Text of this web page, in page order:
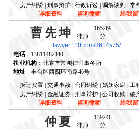
房产纠纷 | 刑事辩护 | 行政诉讼 | 调解谈判 | 常
详细资料
咨询律师 给我
曹先坤 律师
165269
分
lawyer.110.com/3614575/
电话： 13811482340
执业机构： 北京市常鸿律师事务所
地址： 丰台区西四环南路46号
拆迁安置 | 交通事故 | 合同纠纷 | 婚姻家庭 | 工
房产纠纷 | 金融证券 | 刑事辩护 | 公司收购 | 破
详细资料
咨询律师 给我
仲夏 律师
139240
分